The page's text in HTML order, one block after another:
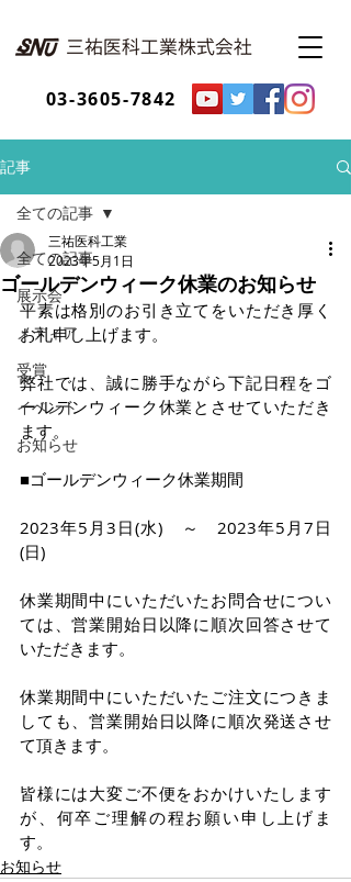
03-3605-7842
記事
全ての記事
展示会
メディア
受賞
イベント
お知らせ
全ての記事
ゴールデンウィーク休業のお知らせ
三祐医科工業
2023年5月1日
平素は格別のお引き立てをいただき厚く
お礼申し上げます。
弊社では、誠に勝手ながら下記日程をゴ
ールデンウィーク休業とさせていただき
ます。
■ゴールデンウィーク休業期間
2023年5月3日(水)　～　2023年5月7日
(日)
休業期間中にいただいたお問合せについ
ては、営業開始日以降に順次回答させて
いただきます。
休業期間中にいただいたご注文につきま
しても、営業開始日以降に順次発送させ
て頂きます。
皆様には大変ご不便をおかけいたします
が、何卒ご理解の程お願い申し上げま
す。
お知らせ